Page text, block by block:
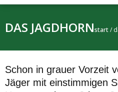
DAS JAGDHORNstart/
Schon in grauer Vorzeit
Jäger mit einstimmigen